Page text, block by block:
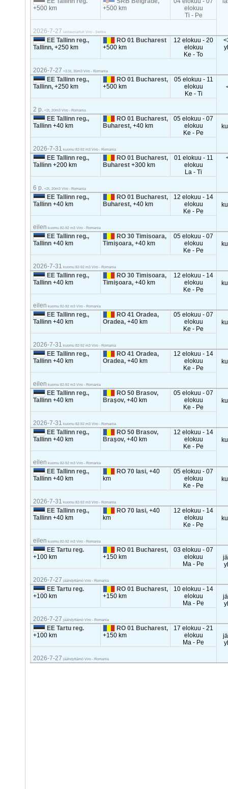
+500 km
+500 km
elokuu
Ti - Pe
2026-7-27 lastauslaituri Viro - Serbia
EE Tallinn reg.,
Tallinn,+250 km
RO 01 Bucharest
+500 km
12 elokuu - 20
elokuu
Ke - To
2026-7-27 <3.5t, 35m3 Viro - Romania
EE Tallinn reg.,
Tallinn,+250 km
RO 01 Bucharest,
+500 km
05 elokuu - 11
elokuu
Ke - Ti
2 p. <2t, 20m3 Viro - Romania
EE Tallinn reg.,
Tallinn+40 km
RO 01 Bucharest,
Buharest,+40 km
05 elokuu - 07
elokuu
Ke - Pe
2026-7-31 kuomu 82-92 m3 Viro - Romania
EE Tallinn reg.,
Tallinn+200 km
RO 01 Bucharest,
Buharest+300 km
01 elokuu - 11
elokuu
La - Ti
6 p. <2t, 20m3 Viro - Romania
EE Tallinn reg.,
Tallinn+40 km
RO 01 Bucharest,
Buharest,+40 km
12 elokuu - 14
elokuu
Ke - Pe
eilen kuomu 82-92 m3 Viro - Romania
EE Tallinn reg.,
Tallinn+40 km
RO 30 Timisoara,
Timişoara,+40 km
05 elokuu - 07
elokuu
Ke - Pe
2026-7-31 kuomu 82-92 m3 Viro - Romania
EE Tallinn reg.,
Tallinn+40 km
RO 30 Timisoara,
Timişoara,+40 km
12 elokuu - 14
elokuu
Ke - Pe
eilen kuomu 82-92 m3 Viro - Romania
EE Tallinn reg.,
Tallinn+40 km
RO 41 Oradea,
Oradea,+40 km
05 elokuu - 07
elokuu
Ke - Pe
2026-7-31 kuomu 82-92 m3 Viro - Romania
EE Tallinn reg.,
Tallinn+40 km
RO 41 Oradea,
Oradea,+40 km
12 elokuu - 14
elokuu
Ke - Pe
eilen kuomu 82-92 m3 Viro - Romania
EE Tallinn reg.,
Tallinn+40 km
RO 50 Brasov,
Braşov,+40 km
05 elokuu - 07
elokuu
Ke - Pe
2026-7-31 kuomu 82-92 m3 Viro - Romania
EE Tallinn reg.,
Tallinn+40 km
RO 50 Brasov,
Braşov,+40 km
12 elokuu - 14
elokuu
Ke - Pe
eilen kuomu 82-92 m3 Viro - Romania
EE Tallinn reg.,
Tallinn+40 km
RO 70 Iasi,+40
km
05 elokuu - 07
elokuu
Ke - Pe
2026-7-31 kuomu 82-92 m3 Viro - Romania
EE Tallinn reg.,
Tallinn+40 km
RO 70 Iasi,+40
km
12 elokuu - 14
elokuu
Ke - Pe
eilen kuomu 82-92 m3 Viro - Romania
EE Tartu reg.
+100 km
RO 01 Bucharest,
+150 km
03 elokuu - 07
elokuu
Ma - Pe
2026-7-27 jäähdyttämö Viro - Romania
EE Tartu reg.
+100 km
RO 01 Bucharest,
+150 km
10 elokuu - 14
elokuu
Ma - Pe
2026-7-27 jäähdyttämö Viro - Romania
EE Tartu reg.
+100 km
RO 01 Bucharest,
+150 km
17 elokuu - 21
elokuu
Ma - Pe
2026-7-27 jäähdyttämö Viro - Romania